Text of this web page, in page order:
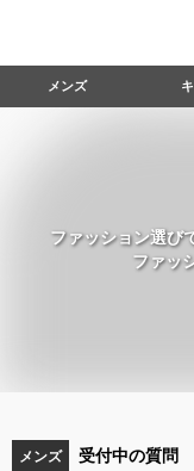
メンズ
ファッション選び
ファッ
メンズ 受付中の質問